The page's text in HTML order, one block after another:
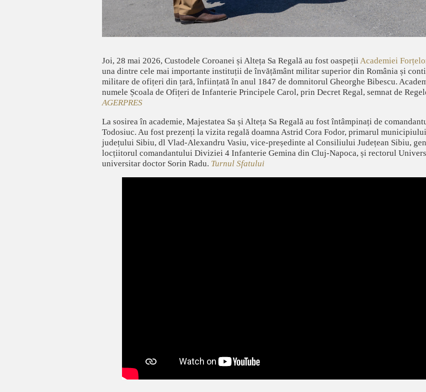
Joi, 28 mai 2026, Custodele Coroanei și Alteța Sa Regală au fost oaspețiiAcademiei
una dintre cele mai importante instituții de învățământ militar superior din România și
militare de ofițeri din țară, înființată în anul 1847 de domnitorul Gheorghe Bibescu.
numele Școala de Ofițeri de Infanterie Principele Carol, prin Decret Regal, semnat de
AGERPRES
La sosirea în academie, Majestatea Sa și Alteța Sa Regală au fost întâmpinați de
Todosiuc. Au fost prezenți la vizita regală doamna Astrid Cora Fodor, primarul
județului Sibiu, dl Vlad-Alexandru Vasiu, vice-președinte al Consiliului Județean Sibiu,
locțiitorul comandantului Diviziei 4 Infanterie Gemina din Cluj-Napoca, și rectorul
universitar doctor Sorin Radu. Turnul Sfatului